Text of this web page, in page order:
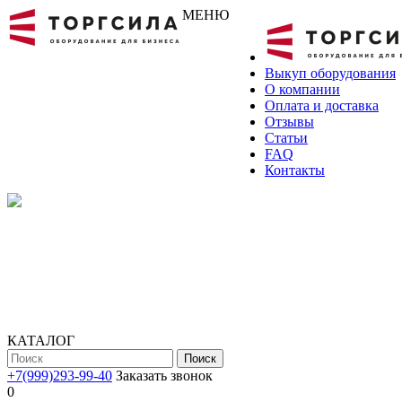
МЕНЮ
Выкуп оборудования
О компании
Оплата и доставка
Отзывы
Статьи
FAQ
Контакты
КАТАЛОГ
Поиск
+7(999)293-99-40 Заказать звонок
0